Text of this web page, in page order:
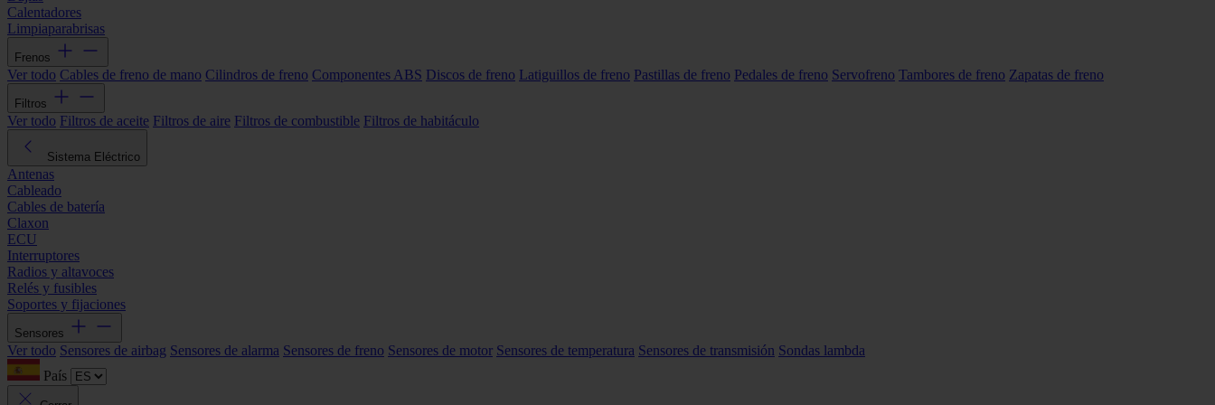
Calentadores
Limpiaparabrisas
Frenos
Ver todo Cables de freno de mano Cilindros de freno Componentes ABS Discos de freno Latiguillos de freno Pastillas de freno Pedales de freno Servofreno Tambores de freno Zapatas de freno
Filtros
Ver todo Filtros de aceite Filtros de aire Filtros de combustible Filtros de habitáculo
Sistema Eléctrico
Antenas
Cableado
Cables de batería
Claxon
ECU
Interruptores
Radios y altavoces
Relés y fusibles
Soportes y fijaciones
Sensores
Ver todo Sensores de airbag Sensores de alarma Sensores de freno Sensores de motor Sensores de temperatura Sensores de transmisión Sondas lambda
País